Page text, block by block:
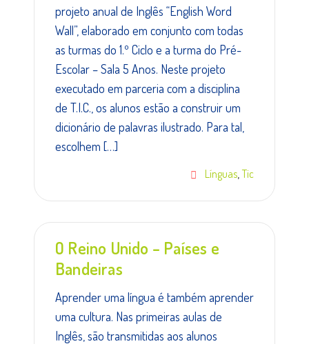
projeto anual de Inglês “English Word
Wall”, elaborado em conjunto com todas
as turmas do 1.º Ciclo e a turma do Pré-
Escolar – Sala 5 Anos. Neste projeto
executado em parceria com a disciplina
de T.I.C., os alunos estão a construir um
dicionário de palavras ilustrado. Para tal,
escolhem […]
Línguas ,Tic
O Reino Unido – Países e
Bandeiras
Aprender uma língua é também aprender
uma cultura. Nas primeiras aulas de
Inglês, são transmitidas aos alunos